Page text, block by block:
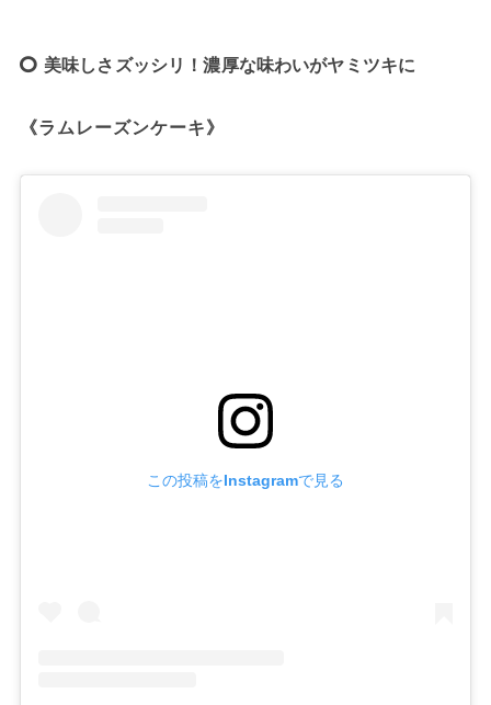
美味しさズッシリ！濃厚な味わいがヤミツキに
《ラムレーズンケーキ》
この投稿をInstagramで見る